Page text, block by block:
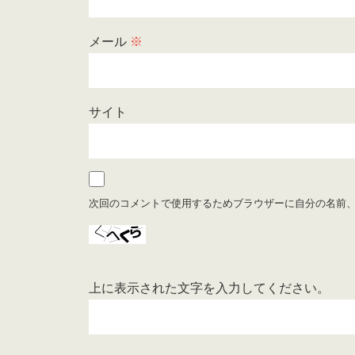
メール ※
サイト
次回のコメントで使用するためブラウザーに自分の名前
上に表示された文字を入力してください。